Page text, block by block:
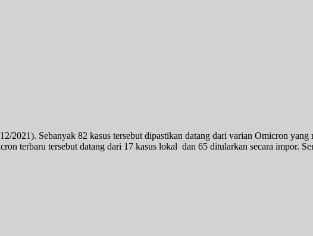
2021). Sebanyak 82 kasus tersebut dipastikan datang dari varian Omicron
terbaru tersebut datang dari 17 kasus lokal dan 65 ditularkan secara impor.